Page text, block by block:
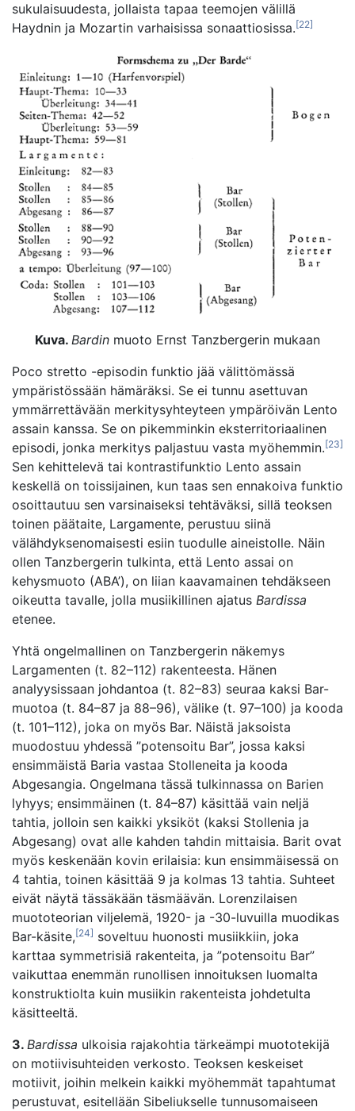
sukulaisuudesta, jollaista tapaa teemojen välillä
Haydnin ja Mozartin varhaisissa sonaattiosissa. [22]
Kuva. Bardin muoto Ernst Tanzbergerin mukaan
Poco stretto -episodin funktio jää välittömässä
ympäristössään hämäräksi. Se ei tunnu asettuvan
ymmärrettävään merkitysyhteyteen ympäröivän Lento
assain kanssa. Se on pikemminkin eksterritoriaalinen
episodi, jonka merkitys paljastuu vasta myöhemmin.[23]
Sen kehittelevä tai kontrastifunktio Lento assain
keskellä on toissijainen, kun taas sen ennakoiva funktio
osoittautuu sen varsinaiseksi tehtäväksi, sillä teoksen
toinen päätaite, Largamente, perustuu siinä
välähdyksenomaisesti esiin tuodulle aineistolle. Näin
ollen Tanzbergerin tulkinta, että Lento assai on
kehysmuoto (ABA’), on liian kaavamainen tehdäkseen
oikeutta tavalle, jolla musiikillinen ajatus Bardissa
etenee.
Yhtä ongelmallinen on Tanzbergerin näkemys
Largamenten (t. 82–112) rakenteesta. Hänen
analyysissaan johdantoa (t. 82–83) seuraa kaksi Bar-
muotoa (t. 84–87 ja 88–96), välike (t. 97–100) ja kooda
(t. 101–112), joka on myös Bar. Näistä jaksoista
muodostuu yhdessä ”potensoitu Bar”, jossa kaksi
ensimmäistä Baria vastaa Stolleneita ja kooda
Abgesangia. Ongelmana tässä tulkinnassa on Barien
lyhyys; ensimmäinen (t. 84–87) käsittää vain neljä
tahtia, jolloin sen kaikki yksiköt (kaksi Stollenia ja
Abgesang) ovat alle kahden tahdin mittaisia. Barit ovat
myös keskenään kovin erilaisia: kun ensimmäisessä on
4 tahtia, toinen käsittää 9 ja kolmas 13 tahtia. Suhteet
eivät näytä tässäkään täsmäävän. Lorenzilaisen
muototeorian viljelemä, 1920- ja -30-luvuilla muodikas
Bar-käsite,[24] soveltuu huonosti musiikkiin, joka
karttaa symmetrisiä rakenteita, ja ”potensoitu Bar”
vaikuttaa enemmän runollisen innoituksen luomalta
konstruktiolta kuin musiikin rakenteista johdetulta
käsitteeltä.
3. Bardissa ulkoisia rajakohtia tärkeämpi muototekijä
on motiivisuhteiden verkosto. Teoksen keskeiset
motiivit, joihin melkein kaikki myöhemmät tapahtumat
perustuvat, esitellään Sibeliukselle tunnusomaiseen